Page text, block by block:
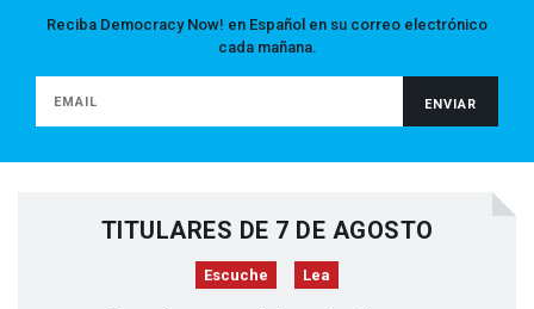
Reciba Democracy Now! en Español en su correo electrónico
cada mañana.
TITULARES DE 7 DE AGOSTO
Escuche Lea